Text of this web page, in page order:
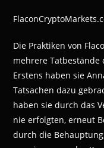
Die Praktiken von
mehrere Tatbestände
Erstens haben sie
Tatsachen dazu
haben sie durch das
nie erfolgten, erneut
durch die